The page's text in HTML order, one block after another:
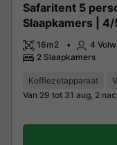
Safaritent 5
Slaapkamers |
16m2 4
2 Slaapkamers
Koffiezetapparaat
Van 29 tot 31 aug, 2